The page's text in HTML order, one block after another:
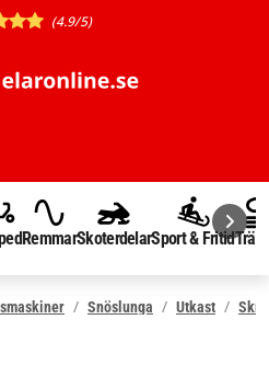
(4.9/5)
RemmarSkoterdelarSport & Fritid
Snöslunga Utkast